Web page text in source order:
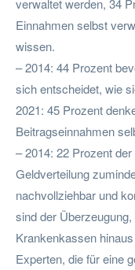
verwaltet werden, 34
Einnahmen selbst
wissen.
– 2014: 44 Prozent
sich entscheidet, wie
2021: 45 Prozent
Beitragseinnahmen
– 2014: 22 Prozent
Geldverteilung
nachvollziehbar und
sind der
Krankenkassen
Experten, die für eine